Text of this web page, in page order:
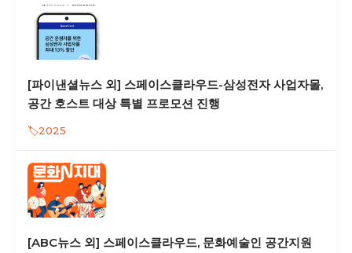
[파이낸셜뉴스 외] 스페이스클라우드-삼성전자 사업자몰,
공간 호스트 대상 특별 프로모션 진행
2025
[ABC뉴스 외] 스페이스클라우드, 문화예술인 공간지원